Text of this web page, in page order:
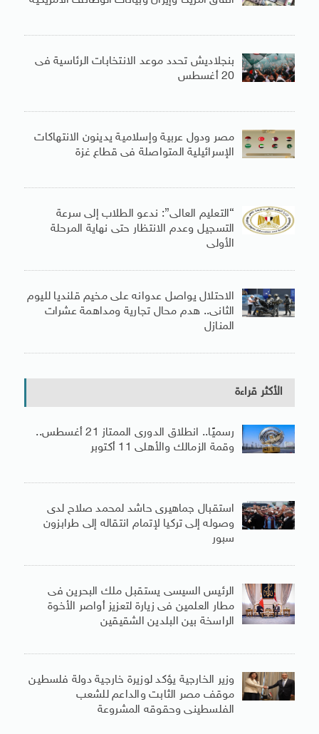
بنجلاديش تحدد موعد الانتخابات الرئاسية فى
20 أغسطس
مصر ودول عربية وإسلامية يدينون الانتهاكات
الإسرائيلية المتواصلة فى قطاع غزة
“التعليم العالى”: ندعو الطلاب إلى سرعة
التسجيل وعدم الانتظار حتى نهاية المرحلة
الأولى
الاحتلال يواصل عدوانه على مخيم قلنديا لليوم
الثانى.. هدم محال تجارية ومداهمة عشرات
المنازل
الأكثر قراءة
رسميًا.. انطلاق الدورى الممتاز 21 أغسطس..
وقمة الزمالك والأهلى 11 أكتوبر
استقبال جماهيرى حاشد لمحمد صلاح لدى
وصوله إلى تركيا لإتمام انتقاله إلى طرابزون
سبور
الرئيس السيسى يستقبل ملك البحرين فى
مطار العلمين فى زيارة لتعزيز أواصر الأخوة
الراسخة بين البلدين الشقيقين
وزير الخارجية يؤكد لوزيرة خارجية دولة فلسطين
موقف مصر الثابت والداعم للشعب
الفلسطينى وحقوقه المشروعة